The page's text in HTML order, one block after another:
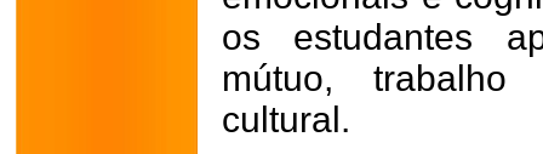
os estudantes
mútuo, trabalho
cultural.